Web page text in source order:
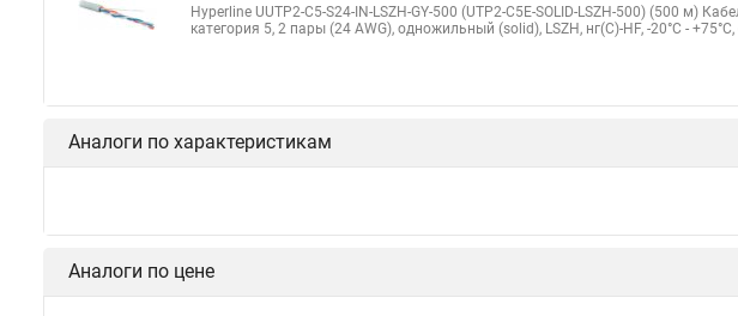
Hyperline UUTP2-C5-S24-IN-LSZH-GY-500 (UTP2-C5E-SOLID-LSZH-500) (500 м)
категория 5, 2 пары (24 AWG), одножильный (solid), LSZH, нг(С)-HF, -20°C -
Аналоги по характеристикам
2-LSZH-BK
свободными волокнами (FTTH), гибкий (мин. стат. радиус изгиба 15 мм), для
Hyperline Кабель волоконно-оптический 9/125 (G657.А1)